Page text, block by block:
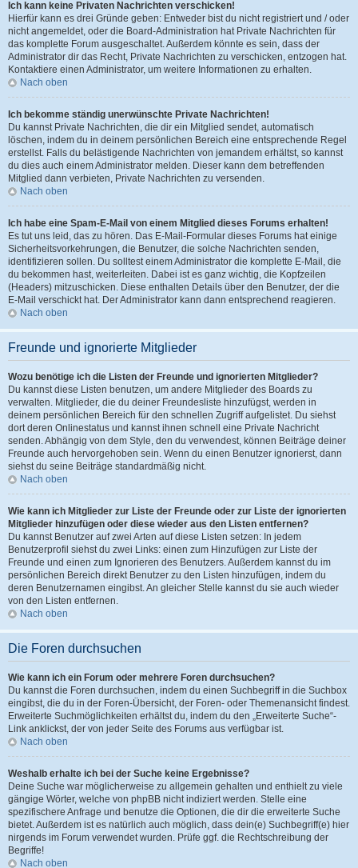
Ich kann keine Privaten Nachrichten verschicken!
Hierfür kann es drei Gründe geben: Entweder bist du nicht registriert und / oder
nicht angemeldet, oder die Board-Administration hat Private Nachrichten für
das komplette Forum ausgeschaltet. Außerdem könnte es sein, dass der
Administrator dir das Recht, Private Nachrichten zu verschicken, entzogen hat.
Kontaktiere einen Administrator, um weitere Informationen zu erhalten.
Nach oben
Ich bekomme ständig unerwünschte Private Nachrichten!
Du kannst Private Nachrichten, die dir ein Mitglied sendet, automatisch
löschen, indem du in deinem persönlichen Bereich eine entsprechende Regel
erstellst. Falls du belästigende Nachrichten von jemandem erhältst, so kannst
du dies auch einem Administrator melden. Dieser kann dem betreffenden
Mitglied dann verbieten, Private Nachrichten zu versenden.
Nach oben
Ich habe eine Spam-E-Mail von einem Mitglied dieses Forums erhalten!
Es tut uns leid, das zu hören. Das E-Mail-Formular dieses Forums hat einige
Sicherheitsvorkehrungen, die Benutzer, die solche Nachrichten senden,
identifizieren sollen. Du solltest einem Administrator die komplette E-Mail, die
du bekommen hast, weiterleiten. Dabei ist es ganz wichtig, die Kopfzeilen
(Headers) mitzuschicken. Diese enthalten Details über den Benutzer, der die
E-Mail verschickt hat. Der Administrator kann dann entsprechend reagieren.
Nach oben
Freunde und ignorierte Mitglieder
Wozu benötige ich die Listen der Freunde und ignorierten Mitglieder?
Du kannst diese Listen benutzen, um andere Mitglieder des Boards zu
verwalten. Mitglieder, die du deiner Freundesliste hinzufügst, werden in
deinem persönlichen Bereich für den schnellen Zugriff aufgelistet. Du siehst
dort deren Onlinestatus und kannst ihnen schnell eine Private Nachricht
senden. Abhängig von dem Style, den du verwendest, können Beiträge deiner
Freunde auch hervorgehoben sein. Wenn du einen Benutzer ignorierst, dann
siehst du seine Beiträge standardmäßig nicht.
Nach oben
Wie kann ich Mitglieder zur Liste der Freunde oder zur Liste der ignorierten
Mitglieder hinzufügen oder diese wieder aus den Listen entfernen?
Du kannst Benutzer auf zwei Arten auf diese Listen setzen: In jedem
Benutzerprofil siehst du zwei Links: einen zum Hinzufügen zur Liste der
Freunde und einen zum Ignorieren des Benutzers. Außerdem kannst du im
persönlichen Bereich direkt Benutzer zu den Listen hinzufügen, indem du
deren Benutzernamen eingibst. An gleicher Stelle kannst du sie auch wieder
von den Listen entfernen.
Nach oben
Die Foren durchsuchen
Wie kann ich ein Forum oder mehrere Foren durchsuchen?
Du kannst die Foren durchsuchen, indem du einen Suchbegriff in die Suchbox
eingibst, die du in der Foren-Übersicht, der Foren- oder Themenansicht findest.
Erweiterte Suchmöglichkeiten erhältst du, indem du den „Erweiterte Suche“-
Link anklickst, der von jeder Seite des Forums aus verfügbar ist.
Nach oben
Weshalb erhalte ich bei der Suche keine Ergebnisse?
Deine Suche war möglicherweise zu allgemein gehalten und enthielt zu viele
gängige Wörter, welche von phpBB nicht indiziert werden. Stelle eine
spezifischere Anfrage und benutze die Optionen, die dir die erweiterte Suche
bietet. Außerdem ist es natürlich auch möglich, dass dein(e) Suchbegriff(e) hier
nirgends im Forum verwendet wurden. Prüfe ggf. die Rechtschreibung der
Begriffe!
Nach oben